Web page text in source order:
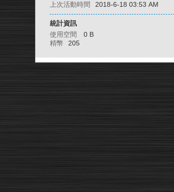
上次活動時間
2018-6-18 03:53 AM
統計資訊
使用空間
0 B
精幣
205